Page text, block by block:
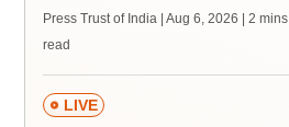
Press Trust of India | Aug 6, 2026
| 2 mins
read
LIVE